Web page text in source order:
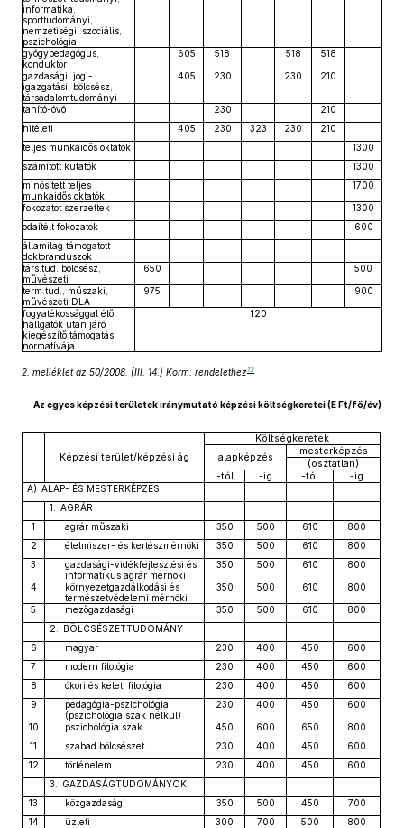
informatika,
sporttudományi,
nemzetiségi, szociális,
pszichológia
gyógypedagógus,
konduktor
605 518 518 518
gazdasági, jogi-
igazgatási, bölcsész,
társadalomtudományi
405 230 230 210
tanító-óvó 230
210
hitéleti
405 230 323 230
210
teljes munkaidős oktatók
1300
számított kutatók
1300
minősített teljes
munkaidős oktatók
1700
fokozatot szerzettek
1300
odaítélt fokozatok
600
államilag támogatott
doktoranduszok
társ.tud. bölcsész,
művészeti
650 500
term.tud., műszaki,
művészeti DLA
975 900
fogyatékossággal élő
hallgatók után járó
kiegészítő támogatás
normatívája
120
2. melléklet az 50/2008. (III. 14.) Korm. rendelethez13
Az egyes képzési területek iránymutató képzési költségkeretei (E Ft/fő/év)
Képzési terület/képzési ág
Költségkeretek
alapképzés
mesterképzés
(osztatlan)
-tól
-ig -tól -ig
A) ALAP- ÉS MESTERKÉPZÉS
1. AGRÁR
1
agrár műszaki 350 500 610
800
2
élelmiszer- és kertészmérnöki 350 500 610
800
3
gazdasági-vidékfejlesztési és
informatikus agrár mérnöki
350 500 610 800
4
környezetgazdálkodási és
természetvédelemi mérnöki
350 500 610 800
5 mezőgazdasági 350 500 610
800
2. BÖLCSÉSZETTUDOMÁNY
6
magyar 230 400 450
600
7
modern filológia 230 400 450
600
8
ókori és keleti filológia 230 400 450
600
9
pedagógia-pszichológia
(pszichológia szak nélkül)
230 400 450 600
10 pszichológia szak 450 600 650
800
11
szabad bölcsészet 230 400 450
600
12
történelem 230 400 450
600
3. GAZDASÁGTUDOMÁNYOK
13
közgazdasági 350 500 450
700
14
üzleti 300 700 500
800